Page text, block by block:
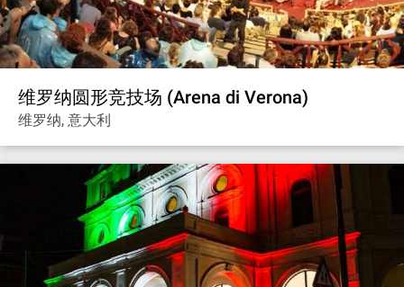
维罗纳圆形竞技场 (Arena di Verona)
维罗纳, 意大利